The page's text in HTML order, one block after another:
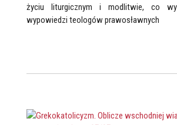
życiu liturgicznym i modlitwie, co
wypowiedzi teologów prawosławnych